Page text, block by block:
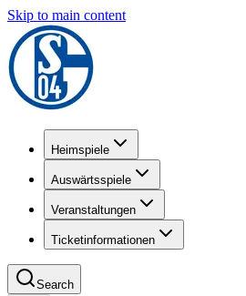
Skip to main content
Heimspiele
Auswärtsspiele
Veranstaltungen
Ticketinformationen
Search